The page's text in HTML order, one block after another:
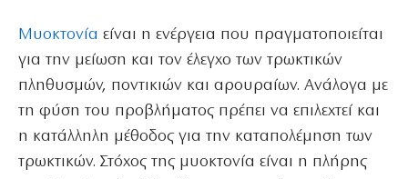
Μυοκτονία είναι η ενέργεια που πραγματοποιείται
για την μείωση και τον έλεγχο των τρωκτικών
πληθυσμών, ποντικιών και αρουραίων. Ανάλογα με
τη φύση του προβλήματος πρέπει να επιλεχτεί και
η κατάλληλη μέθοδος για την καταπολέμηση των
τρωκτικών. Στόχος της μυοκτονία είναι η πλήρης